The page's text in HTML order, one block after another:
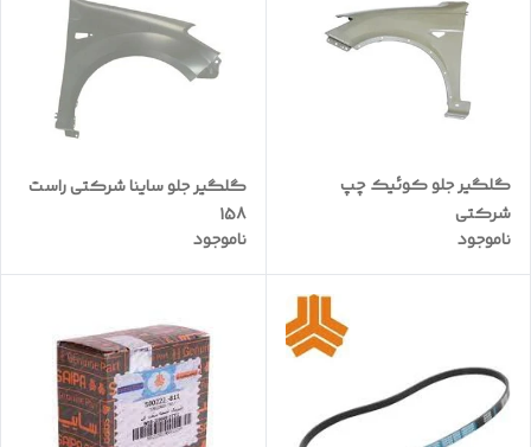
گلگیر جلو کوئیک چپ
شرکتی
ناموجود
گلگیر جلو ساینا شرکتی راست
158
ناموجود